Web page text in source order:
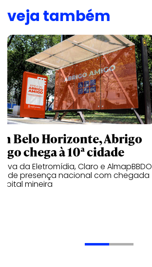
veja também
Belo Horizonte, Abrigo
chega à 10ª cidade
da Eletromídia, Claro e AlmapBBDO
presença nacional com chegada
mineira